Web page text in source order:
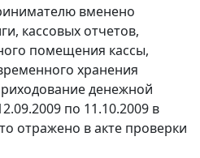
вменено
кассовых отчетов,
помещения кассы,
хранения
денежной
по 11.10.2009 в
отражено в акте проверки